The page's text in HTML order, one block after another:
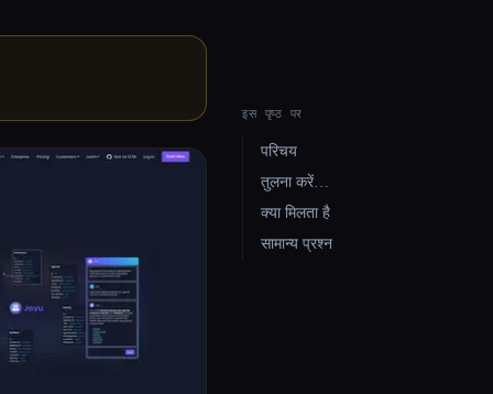
इस पृष्ठ पर
परिचय
तुलना करें…
क्या मिलता है
सामान्य प्रश्न